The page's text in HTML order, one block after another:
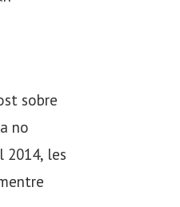
sobre
no
2014, les